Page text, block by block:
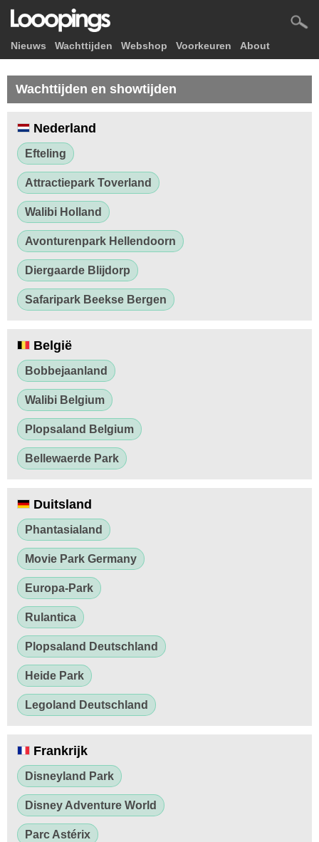
Nieuws Wachttijden Webshop Voorkeuren About
Wachttijden en showtijden
Nederland
Efteling
Attractiepark Toverland
Walibi Holland
Avonturenpark Hellendoorn
Diergaarde Blijdorp
Safaripark Beekse Bergen
België
Bobbejaanland
Walibi Belgium
Plopsaland Belgium
Bellewaerde Park
Duitsland
Phantasialand
Movie Park Germany
Europa-Park
Rulantica
Plopsaland Deutschland
Heide Park
Legoland Deutschland
Frankrijk
Disneyland Park
Disney Adventure World
Parc Astérix